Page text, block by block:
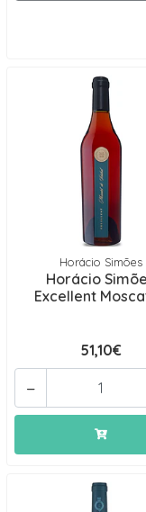
Horácio Simões
Horácio
Excellent
51,10€
-